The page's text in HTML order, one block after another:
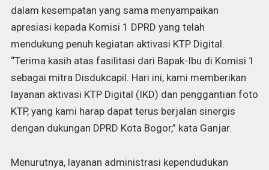
dalam kesempatan yang sama menyampaikan
apresiasi kepada Komisi 1 DPRD yang telah
mendukung penuh kegiatan aktivasi KTP Digital.
“Terima kasih atas fasilitasi dari Bapak-Ibu di Komisi 1
sebagai mitra Disdukcapil. Hari ini, kami memberikan
layanan aktivasi KTP Digital (IKD) dan penggantian foto
KTP, yang kami harap dapat terus berjalan sinergis
dengan dukungan DPRD Kota Bogor,” kata Ganjar.
Menurutnya, layanan administrasi kependudukan